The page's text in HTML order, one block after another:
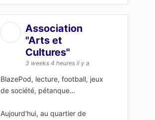
Association
"Arts et
Cultures"
3 weeks 4 heures il y a
BlazePod, lecture, football, jeux
de société, pétanque…
Aujourd'hui, au quartier de